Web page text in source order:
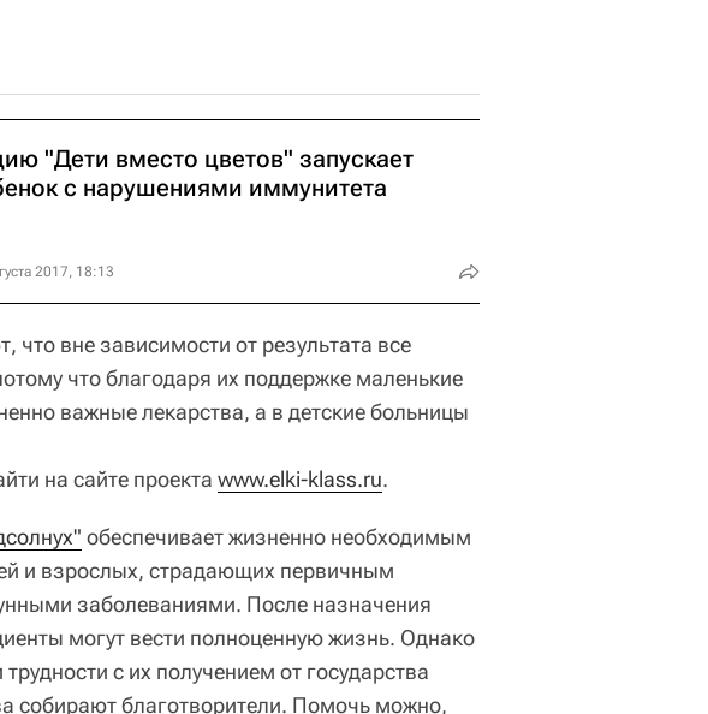
"Дети вместо цветов" запускает
с нарушениями иммунитета
2017, 18:13
вне зависимости от результата все
что благодаря их поддержке маленькие
важные лекарства, а в детские больницы
на сайте проекта www.elki-klass.ru.
обеспечивает жизненно необходимым
и взрослых, страдающих первичным
заболеваниями. После назначения
могут вести полноценную жизнь. Однако
с их получением от государства
собирают благотворители. Помочь можно,